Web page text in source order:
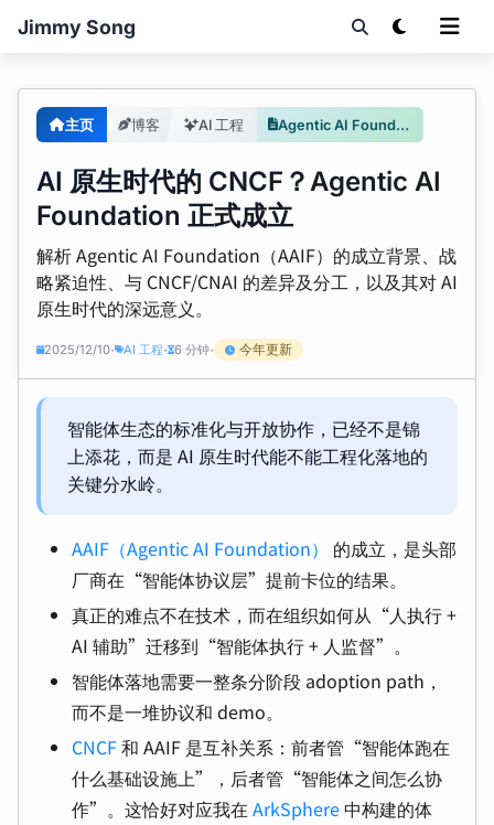
Jimmy Song
主页 博客 AI 工程 Agentic AI Foundation 与 AI 原生标准化
AI 原生时代的 CNCF？Agentic AI
Foundation 正式成立
解析 Agentic AI Foundation（AAIF）的成立背景、战
略紧迫性、与 CNCF/CNAI 的差异及分工，以及其对 AI
原生时代的深远意义。
2025/12/10• AI 工程 • 6 分钟• 今年更新
智能体生态的标准化与开放协作，已经不是锦
上添花，而是 AI 原生时代能不能工程化落地的
关键分水岭。
AAIF（Agentic AI Foundation）
的成立，是头部
厂商在“智能体协议层”提前卡位的结果。
真正的难点不在技术，而在组织如何从“人执行 +
AI 辅助”迁移到“智能体执行 + 人监督”。
智能体落地需要一整条分阶段 adoption path，
而不是一堆协议和 demo。
CNCF和 AAIF 是互补关系：前者管“智能体跑在
什么基础设施上”，后者管“智能体之间怎么协
作”。这恰好对应我在 ArkSphere中构建的体